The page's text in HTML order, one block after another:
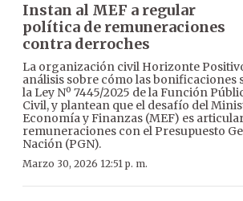
Instan al MEF a regular
política de remuneraciones
contra derroches
La organización civil Horizonte
análisis sobre cómo las bonificaciones
la Ley Nº 7445/2025 de la Función
Civil, y plantean que el desafío del
Economía y Finanzas (MEF) es
remuneraciones con el Presupuesto
Nación (PGN).
Marzo 30, 2026 12:51 p. m.